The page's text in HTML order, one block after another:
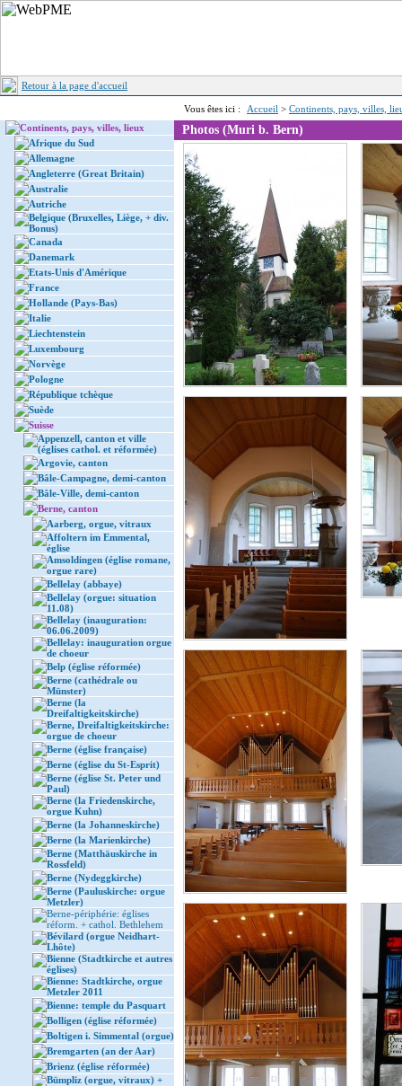
Retour à la page d'accueil
Vous êtes ici : Accueil > Continents, pays, villes,
Continents, pays, villes, lieux
Afrique du Sud
Allemagne
Angleterre (Great Britain)
Australie
Autriche
Belgique (Bruxelles, Liège, + div.
Bonus)
Canada
Danemark
Etats-Unis d'Amérique
France
Hollande (Pays-Bas)
Italie
Liechtenstein
Luxembourg
Norvège
Pologne
République tchèque
Suède
Suisse
Appenzell, canton et ville
(églises cathol. et réformée)
Argovie, canton
Bâle-Campagne, demi-canton
Bâle-Ville, demi-canton
Berne, canton
Aarberg, orgue, vitraux
Affoltern im Emmental,
église
Amsoldingen (église romane,
orgue rare)
Bellelay (abbaye)
Bellelay (orgue: situation
11.08)
Bellelay (inauguration:
06.06.2009)
Bellelay: inauguration orgue
de choeur
Belp (église réformée)
Berne (cathédrale ou
Münster)
Berne (la
Dreifaltigkeitskirche)
Berne, Dreifaltigkeitskirche:
orgue de choeur
Berne (église française)
Berne (église du St-Esprit)
Berne (église St. Peter und
Paul)
Berne (la Friedenskirche,
orgue Kuhn)
Berne (la Johanneskirche)
Berne (la Marienkirche)
Berne (Matthäuskirche in
Rossfeld)
Berne (Nydeggkirche)
Berne (Pauluskirche: orgue
Metzler)
Berne-périphérie: églises
réform. + cathol. Bethlehem
Bévilard (orgue Neidhart-
Lhôte)
Bienne (Stadtkirche et autres
églises)
Bienne: Stadtkirche, orgue
Metzler 2011
Bienne: temple du Pasquart
Bolligen (église réformée)
Boltigen i. Simmental (orgue)
Bremgarten (an der Aar)
Brienz (église réformée)
Bümpliz (orgue, vitraux) +
Photos (Muri b. Bern)